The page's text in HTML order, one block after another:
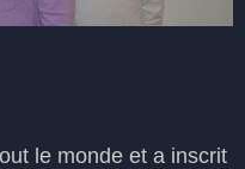
le monde et a inscrit